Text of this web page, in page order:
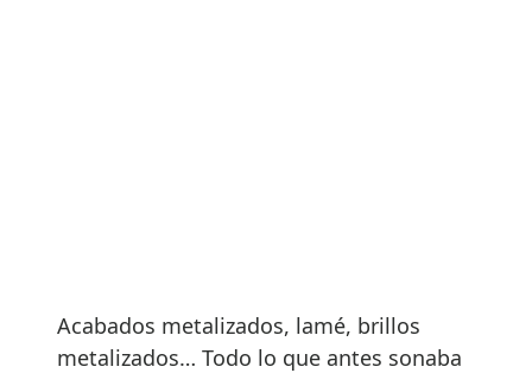
Acabados metalizados, lamé, brillos
metalizados… Todo lo que antes sonaba